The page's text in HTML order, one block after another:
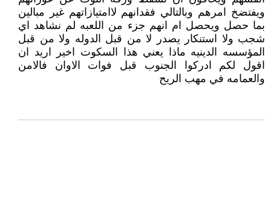
ويفتضخ امرهم وبالتالي فقدانهم لاامتيازاتهم غير مبالين
بما حصل ويحصل ام انهم جزء من اللعبه لم نشاهد اي
شجب ولا استنكار يصدر لا من قبل الدوله ولا من قبل
المؤسسه الدينيه ماذا يعني هذا السكوت اخير اريد ان
اقول لكم ادركوا الجنوب قبل فوات الاوان فالامن
والعمامه في مهب الريح